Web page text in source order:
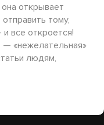
открывает
тому,
все откроется!
«нежелательная»
людям,